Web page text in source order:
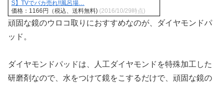
S】TVでバカ売れ!!風呂場…
価格：1166円（税込、送料無料) (2016/10/29時点)
頑固な鏡のウロコ取りにおすすめなのが、ダイヤモンドパ
ッド。
ダイヤモンドパッドは、
人工ダイヤモンドを特殊加工した
研磨剤なので、水をつけて鏡をこするだけで、頑固な鏡の